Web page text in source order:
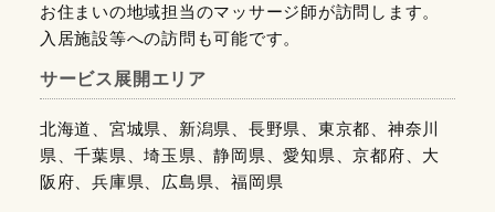
お住まいの地域担当のマッサージ師が訪問します。
入居施設等への訪問も可能です。
サービス展開エリア
北海道、宮城県、新潟県、長野県、東京都、神奈川
県、千葉県、埼玉県、静岡県、愛知県、京都府、大
阪府、兵庫県、広島県、福岡県